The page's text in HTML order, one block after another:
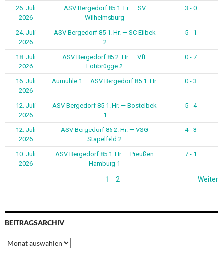
26. Juli
2026
ASV Bergedorf 85 1. Fr. — SV
Wilhelmsburg
3 - 0
24. Juli
2026
ASV Bergedorf 85 1. Hr. — SC Eilbek
2
5 - 1
18. Juli
2026
ASV Bergedorf 85 2. Hr. — VfL
Lohbrügge 2
0 - 7
16. Juli
2026
Aumühle 1 — ASV Bergedorf 85 1. Hr. 0 - 3
12. Juli
2026
ASV Bergedorf 85 1. Hr. — Bostelbek
1
5 - 4
12. Juli
2026
ASV Bergedorf 85 2. Hr. — VSG
Stapelfeld 2
4 - 3
10. Juli
2026
ASV Bergedorf 85 1. Hr. — Preußen
Hamburg 1
7 - 1
1 2 Weiter
BEITRAGSARCHIV
Beitragsarchiv